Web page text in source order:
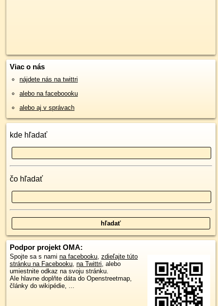
Viac o nás
nájdete nás na twittri
alebo na faceboooku
alebo aj v správach
kde hľadať
čo hľadať
Podpor projekt OMA:
Spojte sa s nami na facebooku, zdieľajte túto
stránku na Facebooku, na Twittri, alebo
umiestnite odkaz na svoju stránku.
Ale hlavne doplňte dáta do Openstreetmap,
články do wikipédie, ...